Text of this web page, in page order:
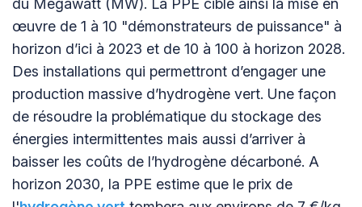
du Mégawatt (MW). La PPE cible ainsi la mise en
œuvre de 1 à 10 "démonstrateurs de puissance" à
horizon d’ici à 2023 et de 10 à 100 à horizon 2028.
Des installations qui permettront d’engager une
production massive d’hydrogène vert. Une façon
de résoudre la problématique du stockage des
énergies intermittentes mais aussi d’arriver à
baisser les coûts de l’hydrogène décarboné. A
horizon 2030, la PPE estime que le prix de